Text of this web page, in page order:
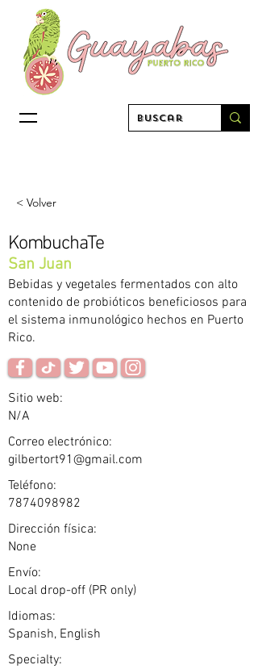
< Volver
KombuchaTe
San Juan
Bebidas y vegetales fermentados con alto
contenido de probióticos beneficiosos para
el sistema inmunológico hechos en Puerto
Rico.
Sitio web:
N/A
Correo electrónico:
gilbertort91@gmail.com
Teléfono:
7874098982
Dirección física:
None
Envío:
Local drop-off (PR only)
Idiomas:
Spanish, English
Specialty: